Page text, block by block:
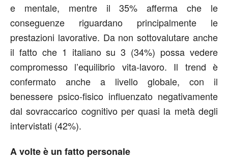
e mentale, mentre il 35% afferma che le
conseguenze riguardano principalmente le
prestazioni lavorative. Da non sottovalutare anche
il fatto che 1 italiano su 3 (34%) possa vedere
compromesso l’equilibrio vita-lavoro. Il trend è
confermato anche a livello globale, con il
benessere psico-fisico influenzato negativamente
dal sovraccarico cognitivo per quasi la metà degli
intervistati (42%).
A volte è un fatto personale